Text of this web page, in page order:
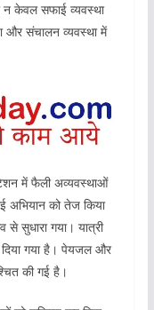
न केवल सफाई व्यवस्था
और संचालन व्यवस्था में
में फैली अव्यवस्थाओं
अभियान को तेज किया
सुधारा गया। यात्री
गया है। पेयजल और
की गई है।